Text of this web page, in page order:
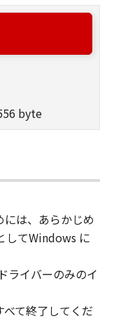
byte
は、あらかじめ
してWindows に
ライバーのみのイ
て終了してくだ